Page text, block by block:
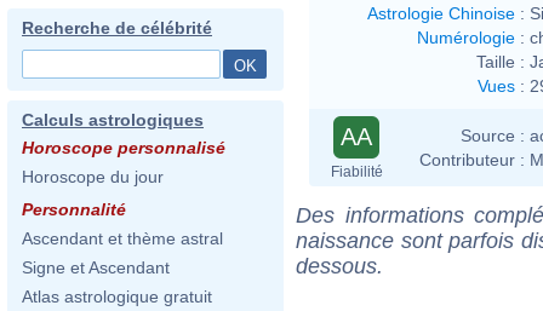
Recherche de célébrité
Calculs astrologiques
Horoscope personnalisé
Horoscope du jour
Personnalité
Ascendant et thème astral
Signe et Ascendant
Atlas astrologique gratuit
Astrologie Chinoise :
Numérologie :
Taille :
Vues :
AA
Fiabilité
Source :
Contributeur :
Des informations
naissance sont parfois
dessous.